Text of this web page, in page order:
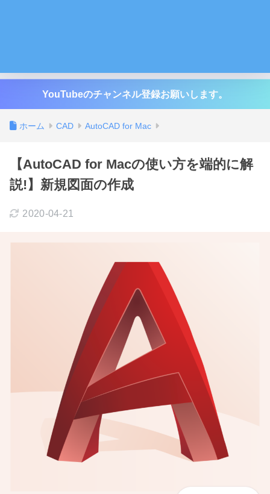
YouTubeのチャンネル登録お願いします。
ホーム CAD AutoCAD for Mac
【AutoCAD for Macの使い方を端的に解
説!】新規図面の作成
2020-04-21